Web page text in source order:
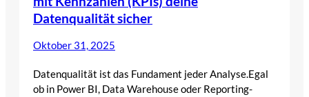
Datenqualität sicher
Oktober 31, 2025
Datenqualität ist das Fundament jeder Analyse.Egal
ob in Power BI, Data Warehouse oder Reporting-